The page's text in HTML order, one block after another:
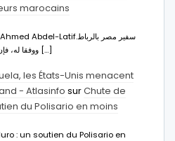
marocains
ووفقا له، فإن هذا الإجراء يهدف إلى […]
les États-Unis menacent
- Atlasinfo surChute de
du Polisario en moins
: un soutien du Polisario en